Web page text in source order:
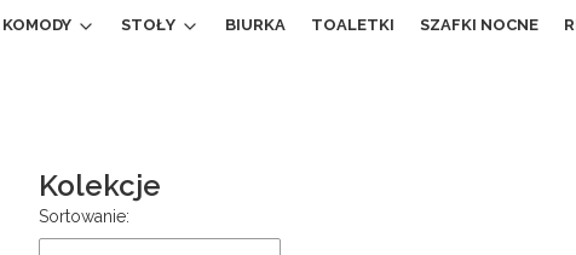
KOMODY STOŁY BIURKA TOALETKI SZAFKI NOCNE
Kolekcje
Lista produktów
Sortowanie: